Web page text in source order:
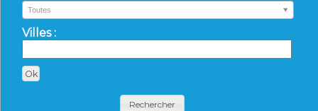
Toutes
Villes :
Rechercher